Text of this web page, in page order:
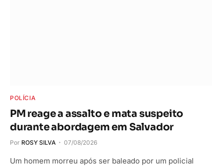
POLÍCIA
PM reage a assalto e mata suspeito
durante abordagem em Salvador
Por ROSY SILVA 07/08/2026
Um homem morreu após ser baleado por um policial